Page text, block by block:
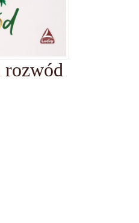
rozwód